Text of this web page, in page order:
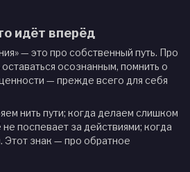
идёт вперёд
— это про собственный путь. Про
осознанным, помнить о
— прежде всего для себя
нить пути; когда делаем слишком
поспевает за действиями; когда
Этот знак — про обратное